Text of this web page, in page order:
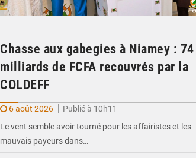
Chasse aux gabegies à Niamey : 74
milliards de FCFA recouvrés par la
COLDEFF
6 août 2026
Publié à 10h11
Le vent semble avoir tourné pour les affairistes et les
mauvais payeurs dans…